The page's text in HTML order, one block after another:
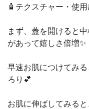
🧴テクスチャー・使
まず、蓋を開けると
があって嬉しさ倍増✨
早速お肌につけてみ
ろり💕
お肌に伸ばしてみる